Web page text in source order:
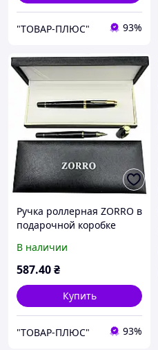
"ТОВАР-ПЛЮС" 93%
Ручка роллерная ZORRO в
подарочной коробке
вставками) 875
В наличии
587.40₴
Купить
"ТОВАР-ПЛЮС" 93%